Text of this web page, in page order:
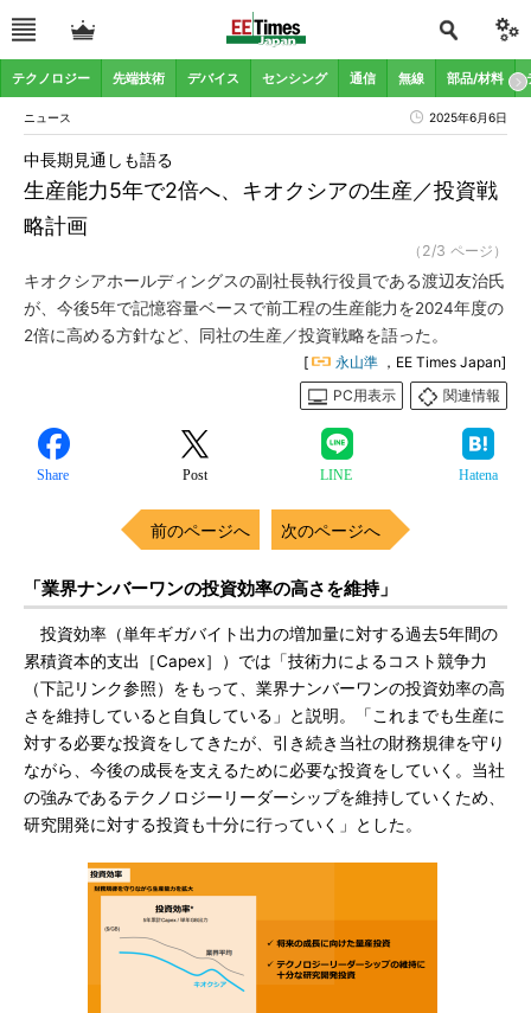
テクノロジー 先端技術 デバイス センシング 通信 無線 部品/材料
ニュース 2025年6月6日
生産能力5年で2倍へ、キオクシアの生産／投資戦
略計画
中長期見通しも語る
（2/3 ページ）
キオクシアホールディングスの副社長執行役員である渡辺友治氏
が、今後5年で記憶容量ベースで前工程の生産能力を2024年度の
2倍に高める方針など、同社の生産／投資戦略を語った。
[ 永山準 ，EE Times Japan]
PC用表示
関連情報
Share Post LINE Hatena
前のページへ 次のページへ
「業界ナンバーワンの投資効率の高さを維持」
投資効率（単年ギガバイト出力の増加量に対する過去5年間の
累積資本的支出［Capex］）では「技術力によるコスト競争力
（下記リンク参照）をもって、業界ナンバーワンの投資効率の高
さを維持していると自負している」と説明。「これまでも生産に
対する必要な投資をしてきたが、引き続き当社の財務規律を守り
ながら、今後の成長を支えるために必要な投資をしていく。当社
の強みであるテクノロジーリーダーシップを維持していくため、
研究開発に対する投資も十分に行っていく」とした。